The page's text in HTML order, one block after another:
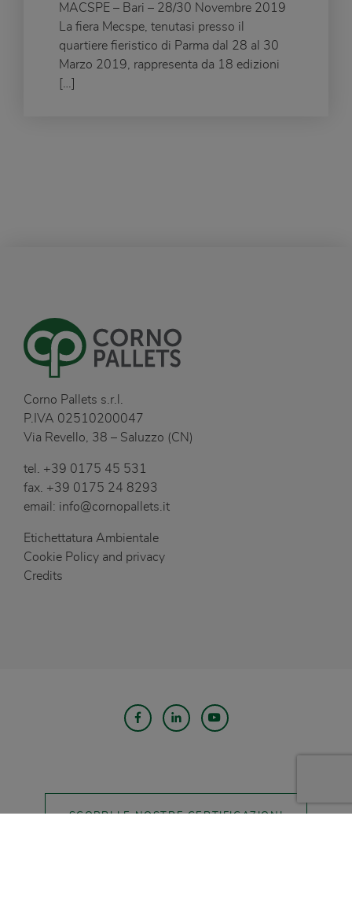
MACSPE – Bari – 28/30 Novembre 2019
La fiera Mecspe, tenutasi presso il
quartiere fieristico di Parma dal 28 al 30
Marzo 2019, rappresenta da 18 edizioni
Corno Pallets s.r.l.
P.IVA 02510200047
Via Revello, 38 – Saluzzo (CN)
tel. +39 0175 45 531
fax. +39 0175 24 8293
email: info@cornopallets.it
Etichettatura Ambientale
Cookie Policy and privacy
Credits
SCOPRI LE NOSTRE CERTIFICAZIONI